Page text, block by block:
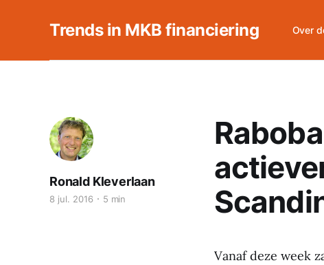
Trends in MKB financiering Over
Ronald Kleverlaan
8 jul. 2016 5 min
Vanaf deze week